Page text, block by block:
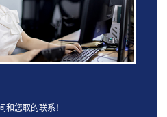
和您取的联系！